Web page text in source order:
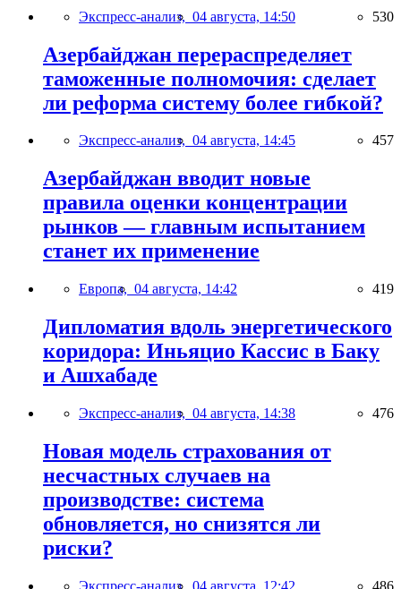
Экспресс-анализ, 04 августа, 14:50 530
Азербайджан перераспределяет
таможенные полномочия: сделает
ли реформа систему более гибкой?
Экспресс-анализ, 04 августа, 14:45 457
Азербайджан вводит новые
правила оценки концентрации
рынков — главным испытанием
станет их применение
Европа, 04 августа, 14:42 419
Дипломатия вдоль энергетического
коридора: Иньяцио Кассис в Баку
и Ашхабаде
Экспресс-анализ, 04 августа, 14:38 476
Новая модель страхования от
несчастных случаев на
производстве: система
обновляется, но снизятся ли
риски?
Экспресс-анализ, 04 августа, 12:42 486